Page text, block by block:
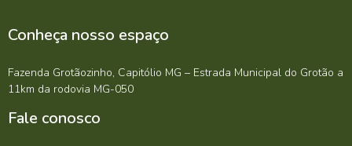
Conheça nosso espaço
Fazenda Grotãozinho, Capitólio MG – Estrada Municipal do Grotão a
11km da rodovia MG-050
Fale conosco